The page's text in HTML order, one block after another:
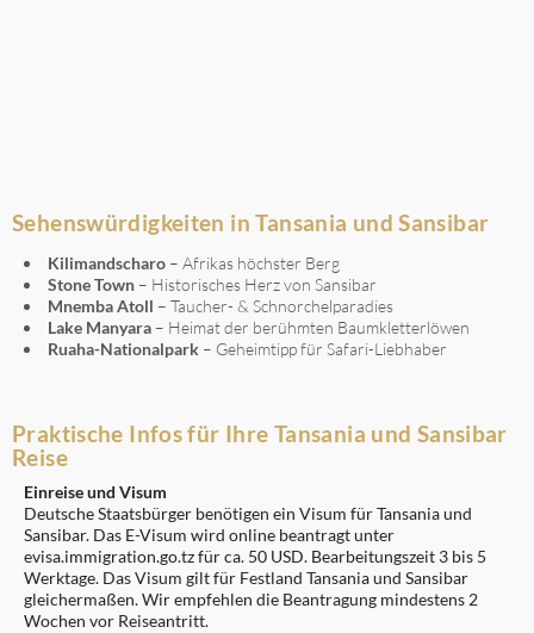
Sehenswürdigkeiten in Tansania und Sansibar
Kilimandscharo – Afrikas höchster Berg
Stone Town – Historisches Herz von Sansibar
Mnemba Atoll – Taucher- & Schnorchelparadies
Lake Manyara – Heimat der berühmten Baumkletterlöwen
Ruaha-Nationalpark – Geheimtipp für Safari-Liebhaber
Praktische Infos für Ihre Tansania und Sansibar
Reise
Einreise und Visum
Deutsche Staatsbürger benötigen ein Visum für Tansania und
Sansibar. Das E-Visum wird online beantragt unter
evisa.immigration.go.tz für ca. 50 USD. Bearbeitungszeit 3 bis 5
Werktage. Das Visum gilt für Festland Tansania und Sansibar
gleichermaßen. Wir empfehlen die Beantragung mindestens 2
Wochen vor Reiseantritt.